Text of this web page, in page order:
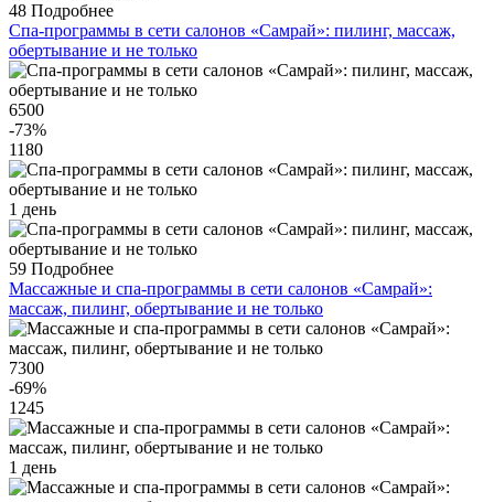
48 Подробнее
Спа-программы в сети салонов «Самрай»: пилинг, массаж,
обертывание и не только
6500
-73%
1180
1 день
59 Подробнее
Массажные и спа-программы в сети салонов «Самрай»:
массаж, пилинг, обертывание и не только
7300
-69%
1245
1 день